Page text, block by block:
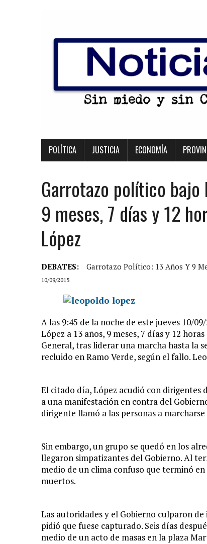
POLÍTICA JUSTICIA ECONOMÍA
Garrotazo político bajo
9 meses, 7 días y 12
López
DEBATES: Garrotazo Político: 13 Años Y 9
10/09/2015
A las 9:45 de la noche de este jueves 10/
López a 13 años, 9 meses, 7 días y 12
General, tras liderar una marcha hasta la
recluido en Ramo Verde, según el fallo.
El citado día, López acudió con dirigentes
a una manifestación en contra del
dirigente llamó a las personas a marcharse
Sin embargo, un grupo se quedó en los
llegaron simpatizantes del Gobierno. Al
medio de un clima confuso que terminó
muertos.
Las autoridades y el Gobierno culparon
pidió que fuese capturado. Seis días
medio de un acto de masas en la plaza